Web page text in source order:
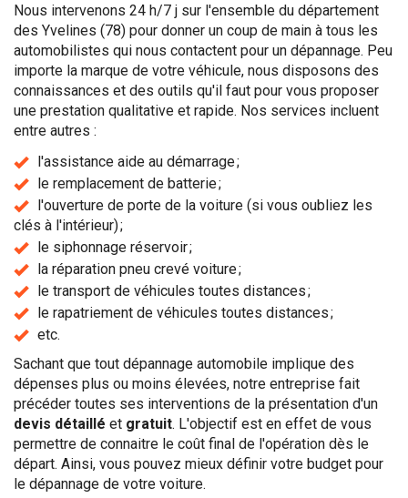
Nous intervenons 24 h/7 j sur l'ensemble du département
des Yvelines (78) pour donner un coup de main à tous les
automobilistes qui nous contactent pour un dépannage. Peu
importe la marque de votre véhicule, nous disposons des
connaissances et des outils qu'il faut pour vous proposer
une prestation qualitative et rapide. Nos services incluent
entre autres :
l'assistance aide au démarrage ;
le remplacement de batterie ;
l'ouverture de porte de la voiture (si vous oubliez les
clés à l'intérieur) ;
le siphonnage réservoir ;
la réparation pneu crevé voiture ;
le transport de véhicules toutes distances ;
le rapatriement de véhicules toutes distances ;
etc.
Sachant que tout dépannage automobile implique des
dépenses plus ou moins élevées, notre entreprise fait
précéder toutes ses interventions de la présentation d'un
devis détaillé et gratuit. L'objectif est en effet de vous
permettre de connaitre le coût final de l'opération dès le
départ. Ainsi, vous pouvez mieux définir votre budget pour
le dépannage de votre voiture.